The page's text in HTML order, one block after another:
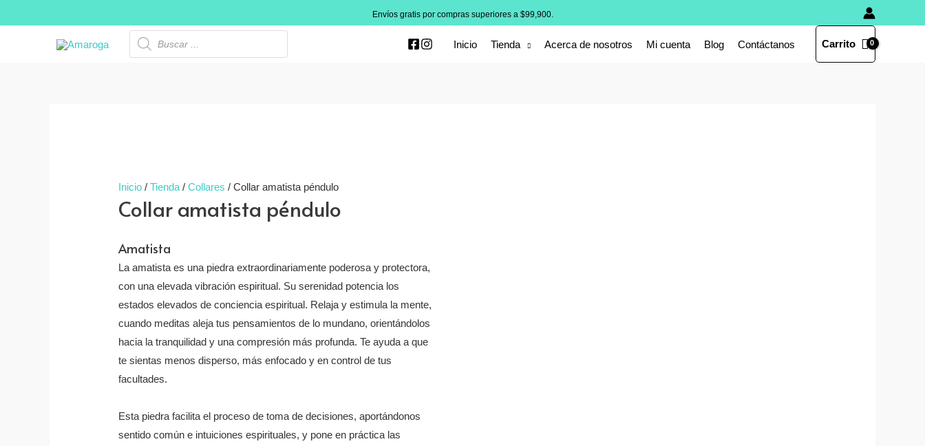
al
Envíos gratis por compras superiores a $99,900.
Búsqueda
de
productos
Inicio Tienda Acerca de nosotros Mi cuenta Blog Contáctanos Carrito
Inicio /Tienda /Collares / Collar amatista péndulo
Collar amatista péndulo
Amatista
La amatista es una piedra extraordinariamente poderosa y protectora,
con una elevada vibración espiritual. Su serenidad potencia los
estados elevados de conciencia espiritual. Relaja y estimula la mente,
cuando meditas aleja tus pensamientos de lo mundano, orientándolos
hacia la tranquilidad y una compresión más profunda. Te ayuda a que
te sientas menos disperso, más enfocado y en control de tus
facultades.
Esta piedra facilita el proceso de toma de decisiones, aportándonos
sentido común e intuiciones espirituales, y pone en práctica las